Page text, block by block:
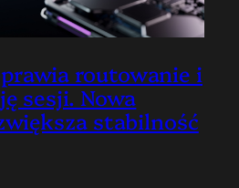
routowanie i
sesji. Nowa
stabilność